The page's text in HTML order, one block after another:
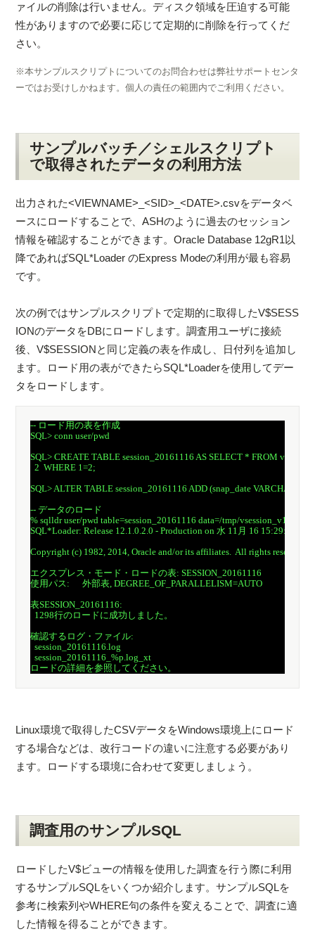
ァイルの削除は行いません。ディスク領域を圧迫する可能
性がありますので必要に応じて定期的に削除を行ってくだ
さい。
※本サンプルスクリプトについてのお問合わせは弊社サポートセンタ
ーではお受けしかねます。個人の責任の範囲内でご利用ください。
サンプルバッチ／シェルスクリプト
で取得されたデータの利用方法
出力された<VIEWNAME>_<SID>_<DATE>.csvをデータベ
ースにロードすることで、ASHのように過去のセッション
情報を確認することができます。Oracle Database 12gR1以
降であればSQL*Loader のExpress Modeの利用が最も容易
です。
次の例ではサンプルスクリプトで定期的に取得したV$SESS
IONのデータをDBにロードします。調査用ユーザに接続
後、V$SESSIONと同じ定義の表を作成し、日付列を追加し
ます。ロード用の表ができたらSQL*Loaderを使用してデー
タをロードします。
-- ロード用の表を作成
SQL> conn user/pwd
SQL> CREATE TABLE session_20161116 AS SELECT * FROM
  2  WHERE 1=2;
SQL> ALTER TABLE session_20161116 ADD (snap_date
-- データのロード
% sqlldr user/pwd table=session_20161116 data=/tmp/
SQL*Loader: Release 12.1.0.2.0 - Production on 水 11月 16 15:29:46
Copyright (c) 1982, 2014, Oracle and/or its affiliates.  All rights reserved.
エクスプレス・モード・ロードの表: SESSION_20161116
使用パス:      外部表, DEGREE_OF_PARALLELISM=AUTO
表SESSION_20161116:
  1298行のロードに成功しました。
確認するログ・ファイル:
  session_20161116.log
  session_20161116_%p.log_xt
Linux環境で取得したCSVデータをWindows環境上にロード
する場合などは、改行コードの違いに注意する必要があり
ます。ロードする環境に合わせて変更しましょう。
調査用のサンプルSQL
ロードしたV$ビューの情報を使用した調査を行う際に利用
するサンプルSQLをいくつか紹介します。サンプルSQLを
参考に検索列やWHERE句の条件を変えることで、調査に適
した情報を得ることができます。